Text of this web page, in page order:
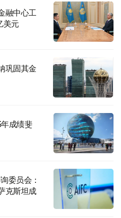
融中心工
美元
巩固其金
成绩斐
委员会：
克斯坦成